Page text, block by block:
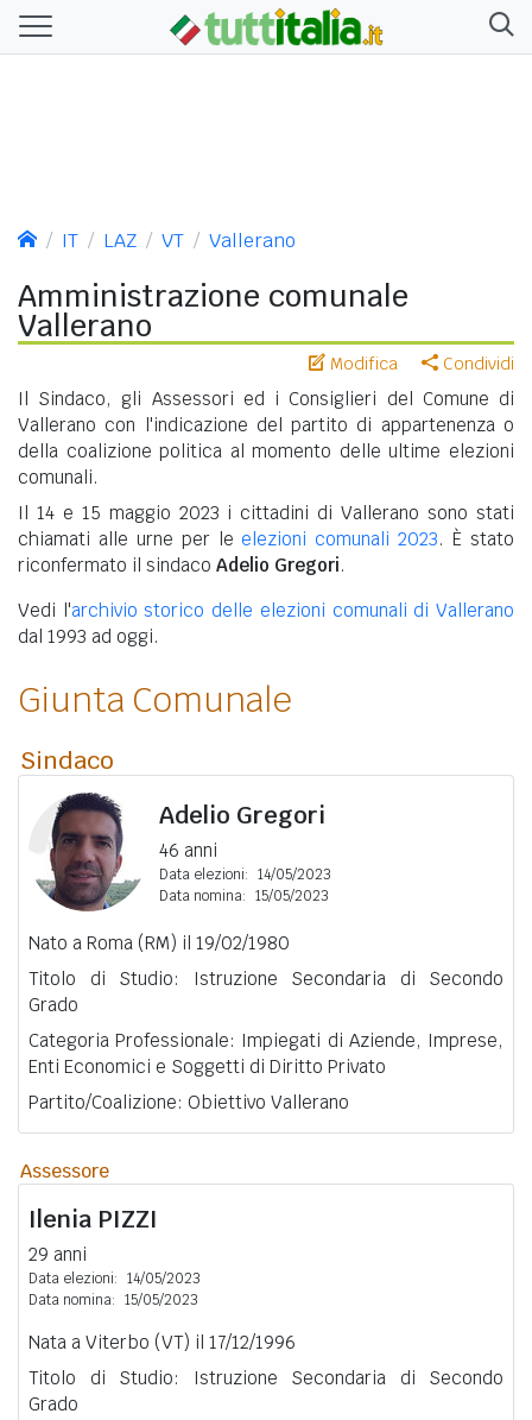
IT LAZ VT Vallerano
Amministrazione comunale
Vallerano
Modifica Condividi
Il Sindaco, gli Assessori ed i Consiglieri del Comune di
Vallerano con l'indicazione del partito di appartenenza o
della coalizione politica al momento delle ultime elezioni
comunali.
Il 14 e 15 maggio 2023 i cittadini di Vallerano sono stati
chiamati alle urne per le elezioni comunali 2023. È stato
riconfermato il sindaco Adelio Gregori.
Vedi l'archivio storico delle elezioni comunali di Vallerano
dal 1993 ad oggi.
Giunta Comunale
Sindaco
Adelio Gregori
46 anni
Data elezioni: 14/05/2023
Data nomina: 15/05/2023
Nato a Roma (RM) il 19/02/1980
Titolo di Studio: Istruzione Secondaria di Secondo
Grado
Categoria Professionale: Impiegati di Aziende, Imprese,
Enti Economici e Soggetti di Diritto Privato
Partito/Coalizione: Obiettivo Vallerano
Assessore
Ilenia PIZZI
29 anni
Data elezioni: 14/05/2023
Data nomina: 15/05/2023
Nata a Viterbo (VT) il 17/12/1996
Titolo di Studio: Istruzione Secondaria di Secondo
Grado